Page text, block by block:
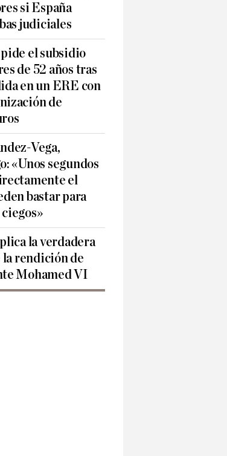
si España
judiciales
el subsidio
de 52 años tras
en un ERE con
de
Vega,
«Unos segundos
el
bastar para
la verdadera
rendición de
Mohamed VI